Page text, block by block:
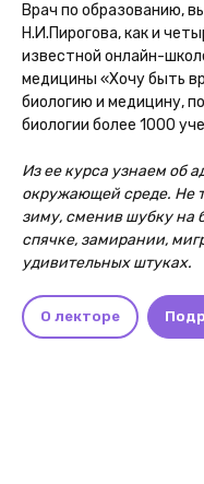
Врач по образованию,
Н.И.Пирогова, как и
известной онлайн-
медицины «Хочу быть
биологию и медицину,
биологии более 1000
Из ее курса узнаем об
окружающей среде. Не
зиму, сменив шубку на
спячке, замирании,
удивительных штуках.
О лекторе